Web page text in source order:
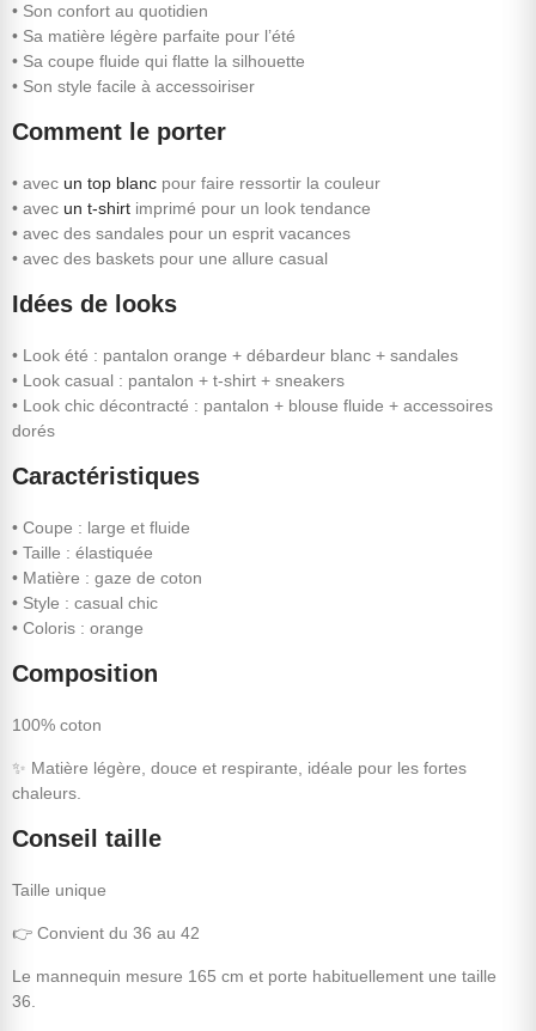
• Son confort au quotidien
• Sa matière légère parfaite pour l’été
• Sa coupe fluide qui flatte la silhouette
• Son style facile à accessoiriser
Comment le porter
• avec un top blanc pour faire ressortir la couleur
• avec un t-shirt imprimé pour un look tendance
• avec des sandales pour un esprit vacances
• avec des baskets pour une allure casual
Idées de looks
• Look été : pantalon orange + débardeur blanc + sandales
• Look casual : pantalon + t-shirt + sneakers
• Look chic décontracté : pantalon + blouse fluide + accessoires
dorés
Caractéristiques
• Coupe : large et fluide
• Taille : élastiquée
• Matière : gaze de coton
• Style : casual chic
• Coloris : orange
Composition
100% coton
✨ Matière légère, douce et respirante, idéale pour les fortes
chaleurs.
Conseil taille
Taille unique
👉 Convient du 36 au 42
Le mannequin mesure 165 cm et porte habituellement une taille
36.